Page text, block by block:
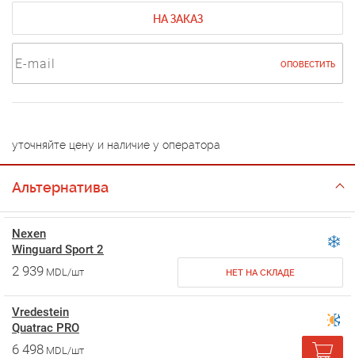
НА ЗАКАЗ
ОПОВЕСТИТЬ
уточняйте цену и наличие у оператора
Альтернатива
Nexen
Winguard Sport 2
2 939 MDL/шт НЕТ НА СКЛАДЕ
Vredestein
Quatrac PRO
6 498 MDL/шт